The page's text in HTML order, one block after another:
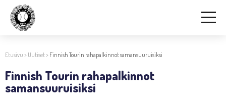
Etusivu > Uutiset> Finnish Tourin rahapalkinnot samansuuruisiksi
Finnish Tourin rahapalkinnot
samansuuruisiksi